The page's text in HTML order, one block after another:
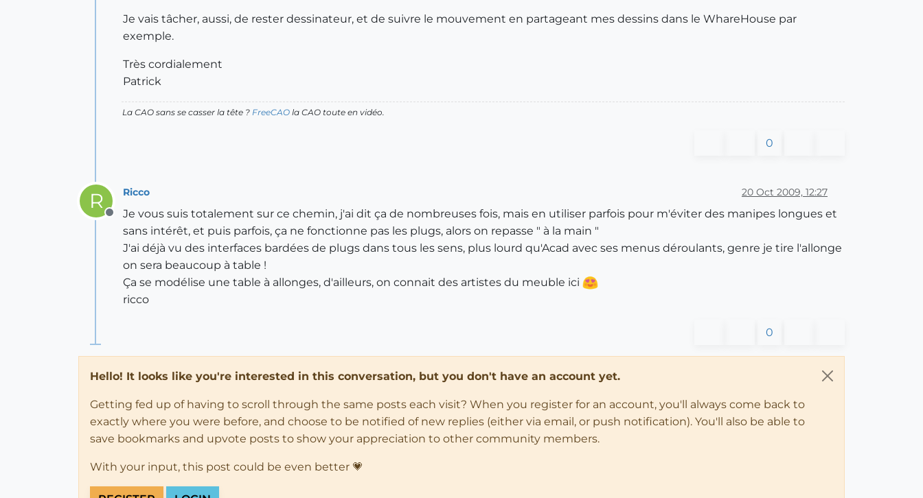
Je vais tâcher, aussi, de rester dessinateur, et de suivre le mouvement en partageant mes dessins dans le WhareHouse par
exemple.
Très cordialement
Patrick
La CAO sans se casser la tête ? FreeCAO la CAO toute en vidéo.
0
R
Offline
Ricco 20 Oct 2009, 12:27
Je vous suis totalement sur ce chemin, j'ai dit ça de nombreuses fois, mais en utiliser parfois pour m'éviter des manipes longues et
sans intérêt, et puis parfois, ça ne fonctionne pas les plugs, alors on repasse " à la main "
J'ai déjà vu des interfaces bardées de plugs dans tous les sens, plus lourd qu'Acad avec ses menus déroulants, genre je tire l'allonge
on sera beaucoup à table !
Ça se modélise une table à allonges, d'ailleurs, on connait des artistes du meuble ici
ricco
0
Hello! It looks like you're interested in this conversation, but you don't have an account yet.
Getting fed up of having to scroll through the same posts each visit? When you register for an account, you'll always come back to
exactly where you were before, and choose to be notified of new replies (either via email, or push notification). You'll also be able to
save bookmarks and upvote posts to show your appreciation to other community members.
With your input, this post could be even better 💗